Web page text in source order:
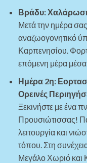
Βράδυ:
Μετά την ημέρα
αναζωογονητικό
Καρπενησίου.
επόμενη μέρα
Ημέρα 2η:
Ορεινές
Ξεκινήστε με ένα
Προυσιώτισσας!
λειτουργία και
τόπου. Στη
Μεγάλο Χωριό και